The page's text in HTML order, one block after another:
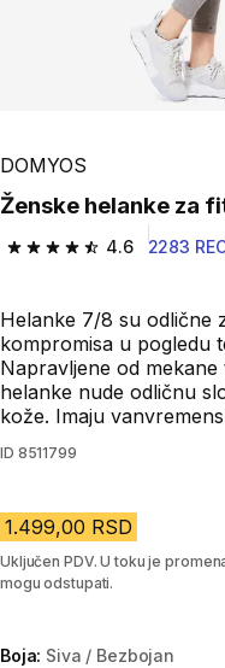
DOMYOS
Ženske helanke za
4.6
4.6 od 5 zvezdica from
2283
Helanke 7/8 su odlične
kompromisa u pogledu
Napravljene od
helanke nude odličnu
kože. Imaju
ID 8511799
1.499,00 RSD
Uključen PDV. U toku je
mogu odstupati.
Boja: Siva / Bezbojan